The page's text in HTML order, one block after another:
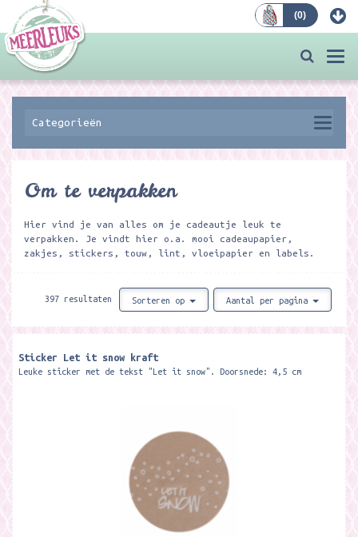
(0)
Categorieën
Om te verpakken
Hier vind je van alles om je cadeautje leuk te
verpakken. Je vindt hier o.a. mooi cadeaupapier,
zakjes, stickers, touw, lint, vloeipapier en labels.
397 resultaten Sorteren op Aantal per pagina
Sticker Let it snow kraft
Leuke sticker met de tekst "Let it snow". Doorsnede: 4,5 cm